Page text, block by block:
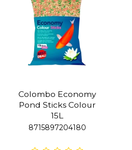
Colombo Economy
Pond Sticks Colour
15L
8715897204180